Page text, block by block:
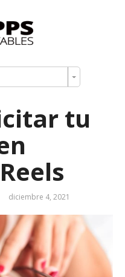
tu
diciembre 4, 2021